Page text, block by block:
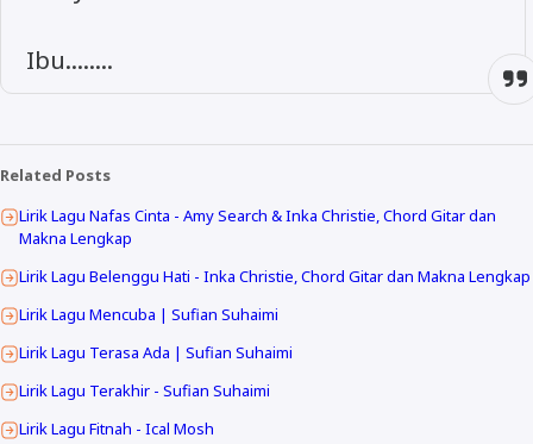
Ibu........
Related Posts
Lirik Lagu Nafas Cinta - Amy Search & Inka Christie, Chord Gitar dan
Makna Lengkap
Lirik Lagu Belenggu Hati - Inka Christie, Chord Gitar dan Makna Lengkap
Lirik Lagu Mencuba | Sufian Suhaimi
Lirik Lagu Terasa Ada | Sufian Suhaimi
Lirik Lagu Terakhir - Sufian Suhaimi
Lirik Lagu Fitnah - Ical Mosh